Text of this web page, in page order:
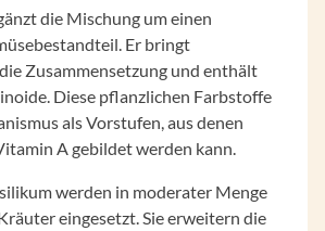
die Mischung um einen
Er bringt
Zusammensetzung und enthält
Diese pflanzlichen Farbstoffe
als Vorstufen, aus denen
A gebildet werden kann.
werden in moderater Menge
eingesetzt. Sie erweitern die